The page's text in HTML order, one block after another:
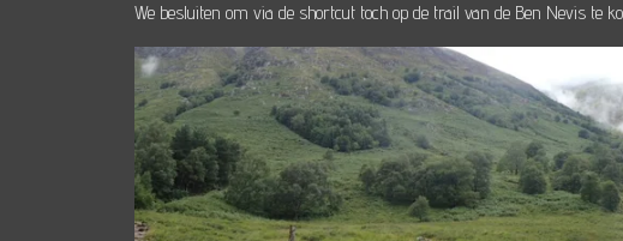
We besluiten om via de shortcut toch op de trail van de Ben Nevis te